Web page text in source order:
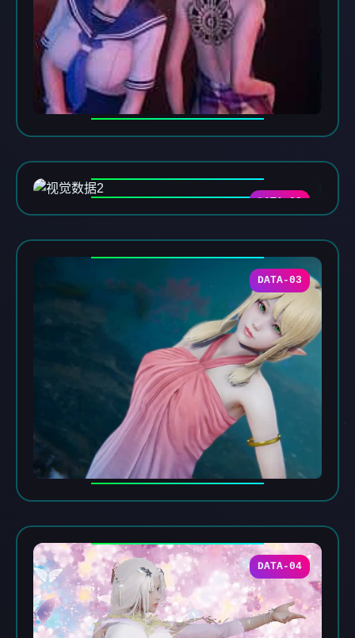
DATA-02
DATA-03
DATA-04